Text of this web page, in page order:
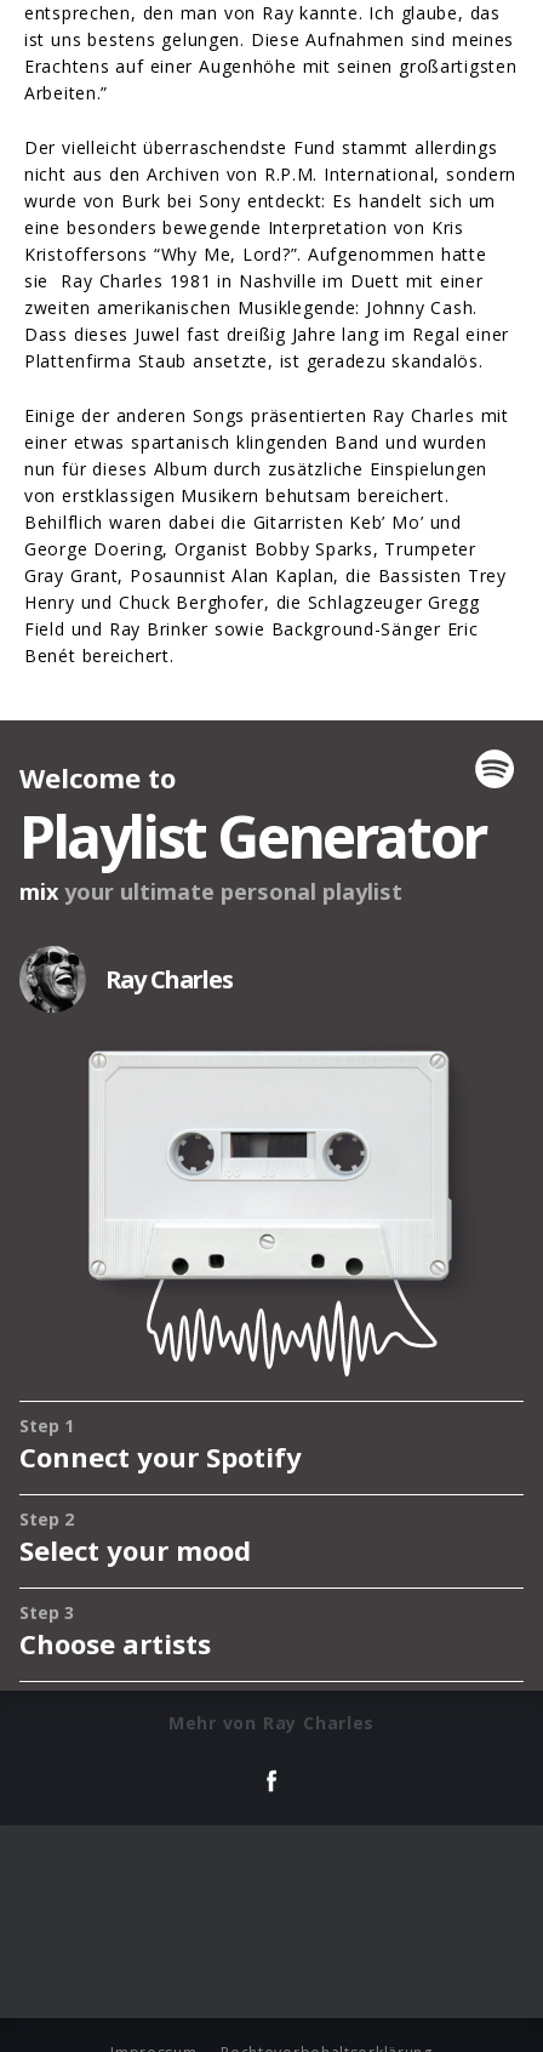
entsprechen, den man von Ray kannte. Ich glaube, das
ist uns bestens gelungen. Diese Aufnahmen sind meines
Erachtens auf einer Augenhöhe mit seinen großartigsten
Arbeiten.”
Der vielleicht überraschendste Fund stammt allerdings
nicht aus den Archiven von R.P.M. International, sondern
wurde von Burk bei Sony entdeckt: Es handelt sich um
eine besonders bewegende Interpretation von Kris
Kristoffersons “Why Me, Lord?”. Aufgenommen hatte
sie Ray Charles 1981 in Nashville im Duett mit einer
zweiten amerikanischen Musiklegende: Johnny Cash.
Dass dieses Juwel fast dreißig Jahre lang im Regal einer
Plattenfirma Staub ansetzte, ist geradezu skandalös.
Einige der anderen Songs präsentierten Ray Charles mit
einer etwas spartanisch klingenden Band und wurden
nun für dieses Album durch zusätzliche Einspielungen
von erstklassigen Musikern behutsam bereichert.
Behilflich waren dabei die Gitarristen Keb’ Mo’ und
George Doering, Organist Bobby Sparks, Trumpeter
Gray Grant, Posaunnist Alan Kaplan, die Bassisten Trey
Henry und Chuck Berghofer, die Schlagzeuger Gregg
Field und Ray Brinker sowie Background-Sänger Eric
Benét bereichert.
Mehr von Ray Charles